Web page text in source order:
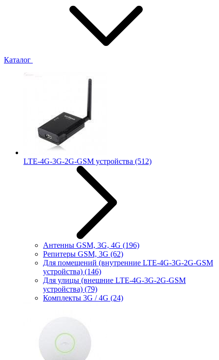
Каталог
LTE-4G-3G-2G-GSM устройства (512)
Антенны GSM, 3G, 4G (196)
Репитеры GSM, 3G (62)
Для помещений (внутренние LTE-4G-3G-2G-GSM
устройства) (146)
Для улицы (внешние LTE-4G-3G-2G-GSM
устройства) (79)
Комплекты 3G / 4G (24)